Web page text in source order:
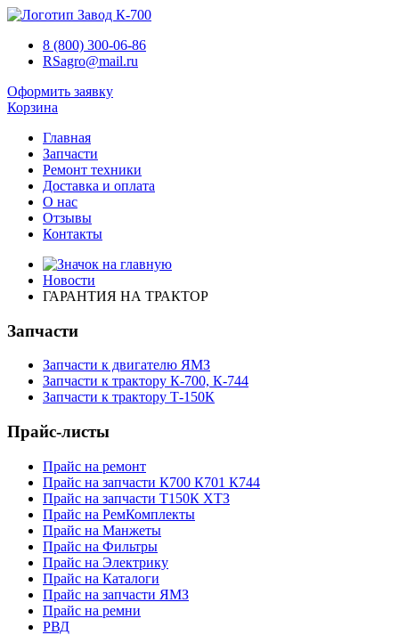
8 (800) 300-06-86
RSagro@mail.ru
Оформить заявку
Корзина
Главная
Запчасти
Ремонт техники
Доставка и оплата
О нас
Отзывы
Контакты
Новости
ГАРАНТИЯ НА ТРАКТОР
Запчасти
Запчасти к двигателю ЯМЗ
Запчасти к трактору К-700, К-744
Запчасти к трактору Т-150К
Прайс-листы
Прайс на ремонт
Прайс на запчасти К700 К701 К744
Прайс на запчасти Т150К ХТЗ
Прайс на РемКомплекты
Прайс на Манжеты
Прайс на Фильтры
Прайс на Электрику
Прайс на Каталоги
Прайс на запчасти ЯМЗ
Прайс на ремни
РВД